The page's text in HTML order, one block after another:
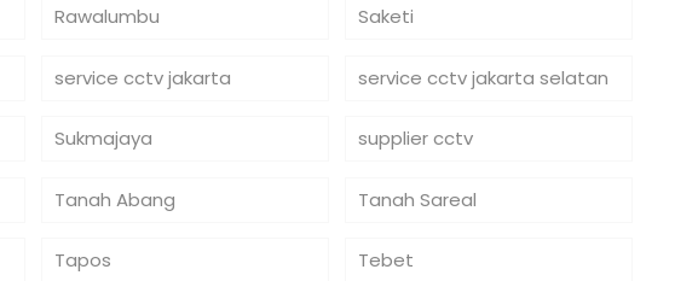
Rawalumbu Saketi
service cctv jakarta service cctv jakarta selatan
Sukmajaya supplier cctv
Tanah Abang Tanah Sareal
Tapos Tebet